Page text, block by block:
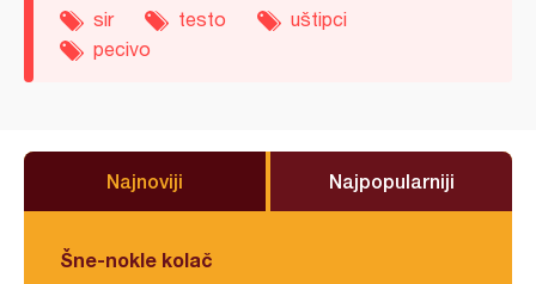
sir testo
uštipci
pecivo
Najnoviji Najpopularniji
Šne-nokle kolač